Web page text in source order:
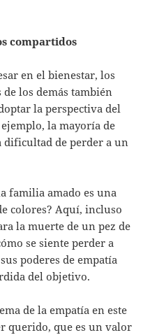
compartidos
en el bienestar, los
de los demás también
la perspectiva del
la mayoría de
dificultad de perder a un
familia amado es una
colores? Aquí, incluso
la muerte de un pez de
se siente perder a
poderes de empatía
del objetivo.
de la empatía en este
querido, que es un valor